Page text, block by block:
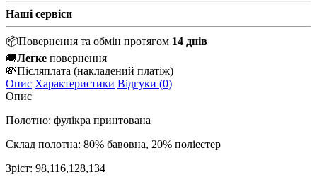
Наші сервіси
📦Повернення та обмін протягом 14 днів
🚚Легке повернення
💸Післяплата (накладений платіж)
Опис Характеристики Відгуки (0)
Опис
Полотно: фулікра принтована
Склад полотна: 80% бавовна, 20% поліестер
Зріст: 98,116,128,134